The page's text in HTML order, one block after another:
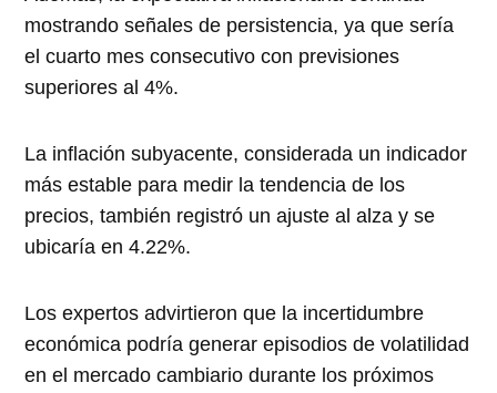
mostrando señales de persistencia, ya que sería
el cuarto mes consecutivo con previsiones
superiores al 4%.
La inflación subyacente, considerada un indicador
más estable para medir la tendencia de los
precios, también registró un ajuste al alza y se
ubicaría en 4.22%.
Los expertos advirtieron que la incertidumbre
económica podría generar episodios de volatilidad
en el mercado cambiario durante los próximos